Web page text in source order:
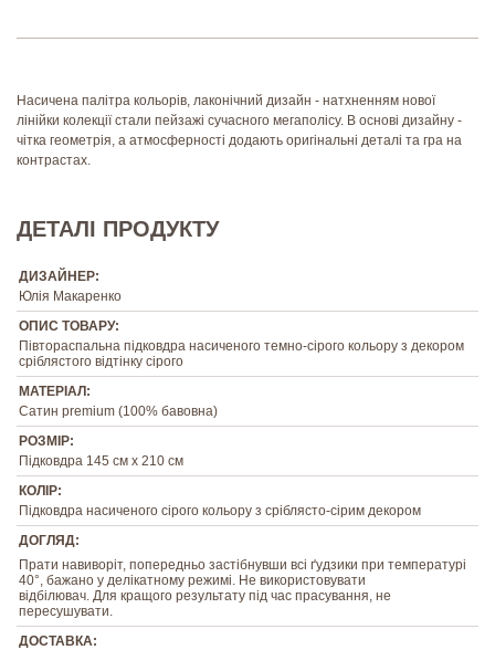
Насичена палітра кольорів, лаконічний дизайн - натхненням нової
лінійки колекції стали пейзажі сучасного мегаполісу. В основі дизайну -
чітка геометрія, а атмосферності додають оригінальні деталі та гра на
контрастах.
ДЕТАЛІ ПРОДУКТУ
ДИЗАЙНЕР:
Юлія Макаренко
ОПИС ТОВАРУ:
Півтораспальна підковдра насиченого темно-сірого кольору з декором
сріблястого відтінку сірого
МАТЕРІАЛ:
Сатин premium (100% бавовна)
РОЗМІР:
Підковдра 145 см х 210 см
КОЛІР:
Підковдра насиченого сірого кольору з сріблясто-сірим декором
ДОГЛЯД:
Прати навиворіт, попередньо застібнувши всі ґудзики при температурі
40°, бажано у делікатному режимі. Не використовувати
відбілювач. Для кращого результату під час прасування, не
пересушувати.
ДОСТАВКА: